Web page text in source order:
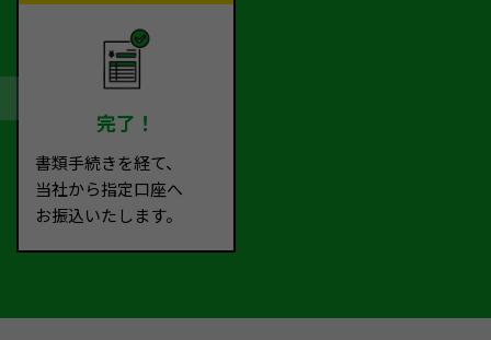
完了！
書類手続きを経て、
当社から指定口座へ
お振込いたします。